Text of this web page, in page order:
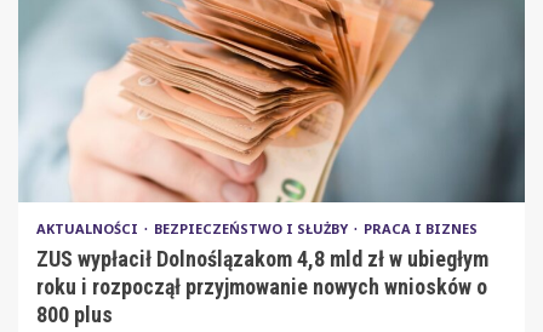
AKTUALNOŚCI BEZPIECZEŃSTWO I SŁUŻBY PRACA I BIZNES
ZUS wypłacił Dolnoślązakom 4,8 mld zł w ubiegłym
roku i rozpoczął przyjmowanie nowych wniosków o
800 plus